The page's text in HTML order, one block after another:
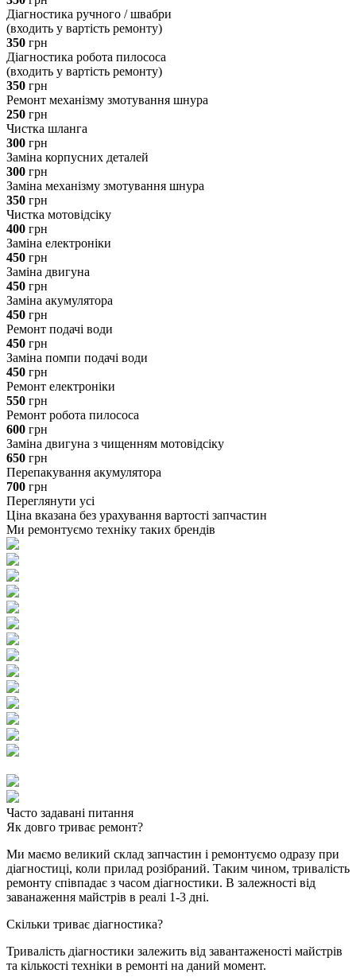
Діагностика ручного / швабри
(входить у вартість ремонту)
350 грн
Діагностика робота пилососа
(входить у вартість ремонту)
350 грн
Ремонт механізму змотування шнура
250 грн
Чистка шланга
300 грн
Заміна корпусних деталей
300 грн
Заміна механізму змотування шнура
350 грн
Чистка мотовідсіку
400 грн
Заміна електроніки
450 грн
Заміна двигуна
450 грн
Заміна акумулятора
450 грн
Ремонт подачі води
450 грн
Заміна помпи подачі води
450 грн
Ремонт електроніки
550 грн
Ремонт робота пилососа
600 грн
Заміна двигуна з чищенням мотовідсіку
650 грн
Перепакування акумулятора
700 грн
Переглянути усі
Ціна вказана без урахування вартості запчастин
Ми ремонтуємо техніку таких брендів
Часто задавані питання
Як довго триває ремонт?
Ми маємо великий склад запчастин і ремонтуємо одразу при
діагностиці, коли прилад розібраний. Таким чином, тривалість
ремонту співпадає з часом діагностики. В залежності від
заванаження майстрів в реалі 1-3 дні.
Скільки триває діагностика?
Тривалість діагностики залежить від завантаженості майстрів
та кількості техніки в ремонті на даний момент.